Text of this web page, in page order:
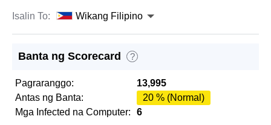
Isalin To: Wikang Filipino
Banta ng Scorecard ?
Pagraranggo:
13,995
Antas ng Banta:
20 % (Normal)
Mga Infected na Computer:
6